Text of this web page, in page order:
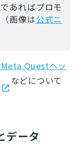
あればプロモ
画像は公式ニ
Questヘッ
などについて
データ